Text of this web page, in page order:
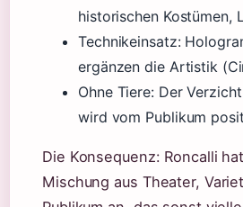
historischen Kostümen,
Technikeinsatz:
ergänzen die Artistik
Ohne Tiere: Der
wird vom Publikum
Die Konsequenz: Roncalli
Mischung aus Theater,